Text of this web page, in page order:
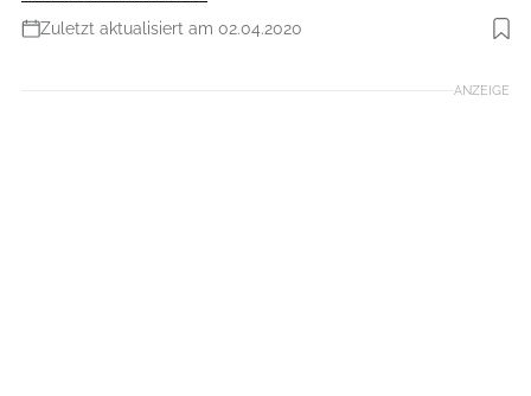
Zuletzt aktualisiert am 02.04.2020
Foto: Camera 4
ANZEIGE